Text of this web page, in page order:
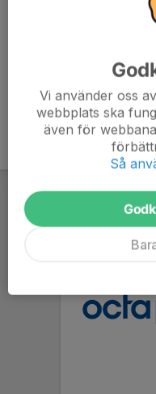
Vi använder oss
webbplats ska
även för
Så